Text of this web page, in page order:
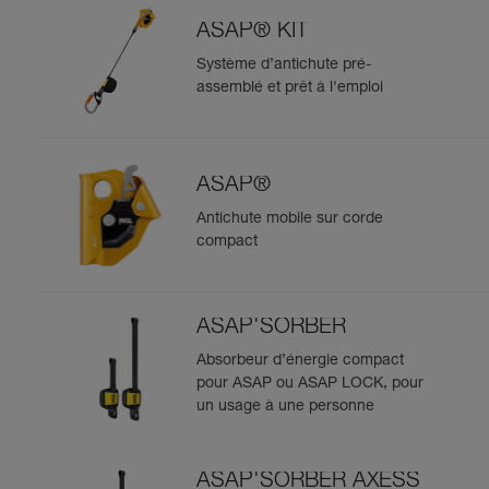
ASAP® KIT
Système d’antichute pré-
assemblé et prêt à l'emploi
ASAP®
Antichute mobile sur corde
compact
ASAP'SORBER
Absorbeur d’énergie compact
pour ASAP ou ASAP LOCK, pour
un usage à une personne
ASAP'SORBER AXESS